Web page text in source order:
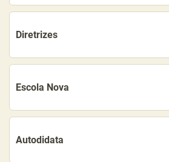
Diretrizes
Escola Nova
Autodidata